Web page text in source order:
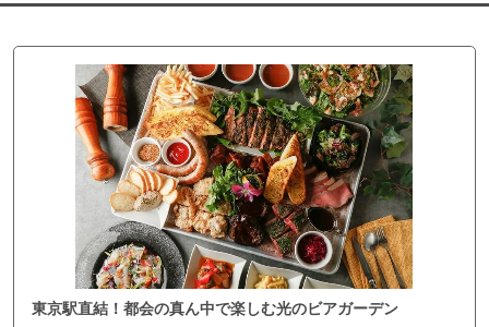
東京駅直結！都会の真ん中で楽しむ光のビアガーデン